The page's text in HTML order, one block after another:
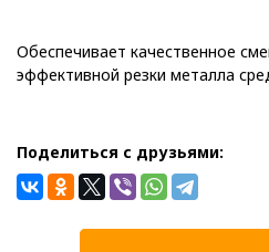
Обеспечивает качественное
эффективной резки металла
Поделиться с друзьями: